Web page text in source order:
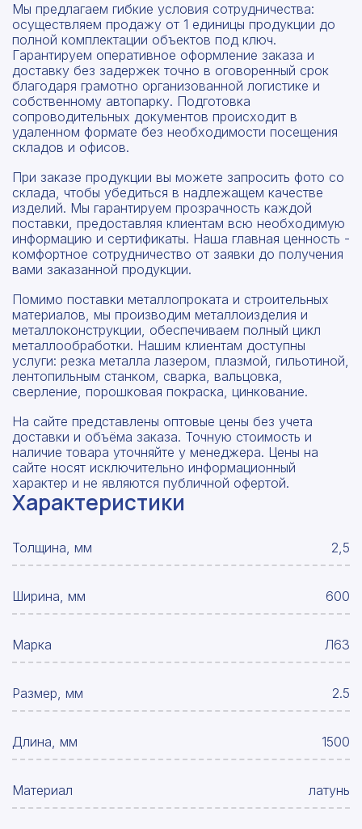
Мы предлагаем гибкие условия сотрудничества:
осуществляем продажу от 1 единицы продукции до
полной комплектации объектов под ключ.
Гарантируем оперативное оформление заказа и
доставку без задержек точно в оговоренный срок
благодаря грамотно организованной логистике и
собственному автопарку. Подготовка
сопроводительных документов происходит в
удаленном формате без необходимости посещения
складов и офисов.
При заказе продукции вы можете запросить фото со
склада, чтобы убедиться в надлежащем качестве
изделий. Мы гарантируем прозрачность каждой
поставки, предоставляя клиентам всю необходимую
информацию и сертификаты. Наша главная ценность -
комфортное сотрудничество от заявки до получения
вами заказанной продукции.
Помимо поставки металлопроката и строительных
материалов, мы производим металлоизделия и
металлоконструкции, обеспечиваем полный цикл
металлообработки. Нашим клиентам доступны
услуги: резка металла лазером, плазмой, гильотиной,
лентопильным станком, сварка, вальцовка,
сверление, порошковая покраска, цинкование.
На сайте представлены оптовые цены без учета
доставки и объёма заказа. Точную стоимость и
наличие товара уточняйте у менеджера. Цены на
сайте носят исключительно информационный
характер и не являются публичной офертой.
Характеристики
Толщина, мм 2,5
Ширина, мм 600
Марка Л63
Размер, мм 2.5
Длина, мм 1500
Материал латунь